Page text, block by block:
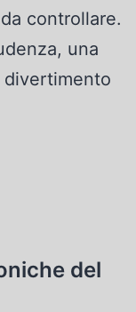
controllare.
una
del